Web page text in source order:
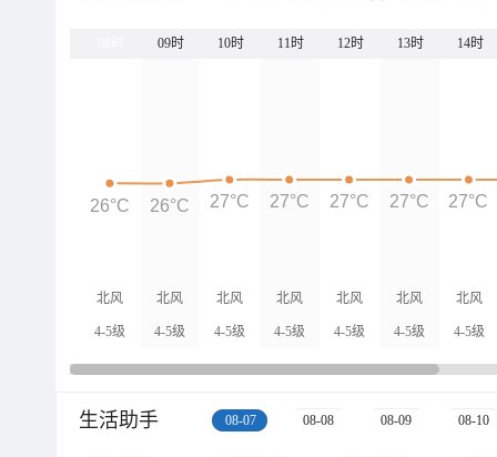
09时 10时 11时 12时 13时 14时
北风
4-5级
北风
4-5级
北风
4-5级
北风
4-5级
北风
4-5级
北风
4-5级
北风
4-5级
26°C 26°C 27°C 27°C 27°C 27°C 27°C
生活助手 08-07 08-08 08-09 08-10